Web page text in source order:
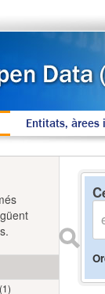
Entitats, àrees